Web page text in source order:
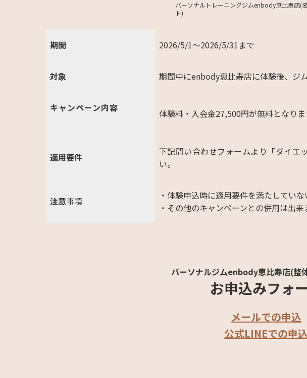
パーソナルトレーニングジムenbody恵比寿店(
ト)
期間 2026/5/1～2026/5/31まで
対象 期間中にenbody恵比寿店に体験
キャンペーン内容 体験料・入会金27,500円が無料となりま
適用要件
下記問い合わせフォームより「ダイエ
い。
注意事項
・体験申込時に適用要件を満たしてい
・その他のキャンペーンとの併用は出
パーソナルジムenbody恵比寿店(整
お申込みフォ
メールでの申込
公式LINEでの申込